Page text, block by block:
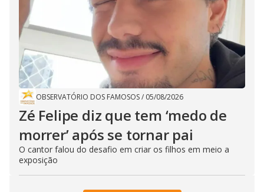
OBSERVATÓRIO DOS FAMOSOS/ 05/08/2026
Zé Felipe diz que tem ‘medo de
morrer’ após se tornar pai
O cantor falou do desafio em criar os filhos em meio a
exposição